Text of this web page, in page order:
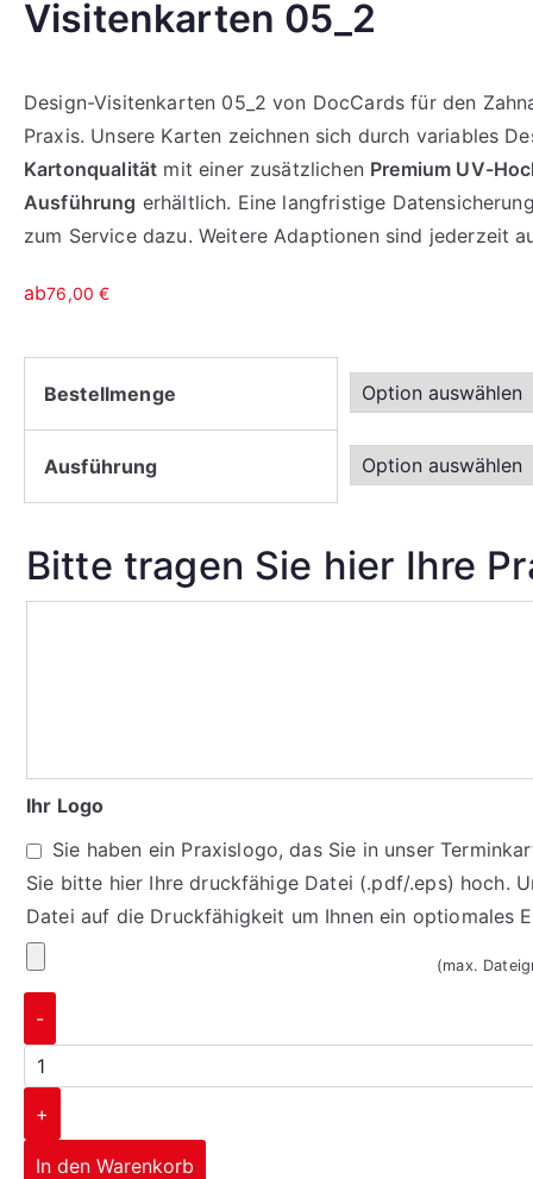
Visitenkarten 05_2
Design-Visitenkarten 05_2 von DocCards für den
Praxis. Unsere Karten zeichnen sich durch variables
Kartonqualität mit einer zusätzlichen Premium UV-
Ausführung erhältlich. Eine langfristige
zum Service dazu. Weitere Adaptionen sind jederzeit
ab76,00€
Bestellmenge
Ausführung
Bitte tragen Sie hier Ihre
Ihr Logo
Sie haben ein Praxislogo, das Sie in unser
Sie bitte hier Ihre druckfähige Datei (.pdf/.eps) hoch.
Datei auf die Druckfähigkeit um Ihnen ein optiomales
(max.
-
+
In den Warenkorb